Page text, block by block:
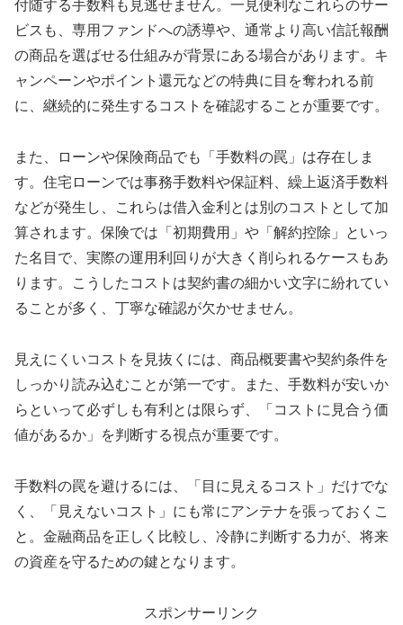
付随する手数料も見逃せません。一見便利なこれらのサー
ビスも、専用ファンドへの誘導や、通常より高い信託報酬
の商品を選ばせる仕組みが背景にある場合があります。キ
ャンペーンやポイント還元などの特典に目を奪われる前
に、継続的に発生するコストを確認することが重要です。
また、ローンや保険商品でも「手数料の罠」は存在しま
す。住宅ローンでは事務手数料や保証料、繰上返済手数料
などが発生し、これらは借入金利とは別のコストとして加
算されます。保険では「初期費用」や「解約控除」といっ
た名目で、実際の運用利回りが大きく削られるケースもあ
ります。こうしたコストは契約書の細かい文字に紛れてい
ることが多く、丁寧な確認が欠かせません。
見えにくいコストを見抜くには、商品概要書や契約条件を
しっかり読み込むことが第一です。また、手数料が安いか
らといって必ずしも有利とは限らず、「コストに見合う価
値があるか」を判断する視点が重要です。
手数料の罠を避けるには、「目に見えるコスト」だけでな
く、「見えないコスト」にも常にアンテナを張っておくこ
と。金融商品を正しく比較し、冷静に判断する力が、将来
の資産を守るための鍵となります。
スポンサーリンク